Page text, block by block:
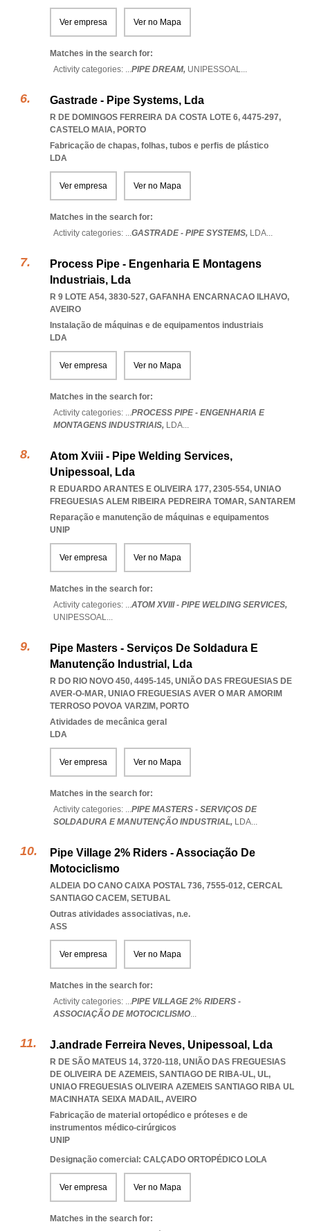
Ver empresa Ver no Mapa
Matches in the search for:
Activity categories: ...PIPE DREAM, UNIPESSOAL...
Gastrade - Pipe Systems, Lda
R DE DOMINGOS FERREIRA DA COSTA LOTE 6, 4475-297,
CASTELO MAIA, PORTO
Fabricação de chapas, folhas, tubos e perfis de plástico
LDA
Ver empresa Ver no Mapa
Matches in the search for:
Activity categories: ...GASTRADE - PIPE SYSTEMS, LDA...
Process Pipe - Engenharia E Montagens
Industriais, Lda
R 9 LOTE A54, 3830-527, GAFANHA ENCARNACAO ILHAVO,
AVEIRO
Instalação de máquinas e de equipamentos industriais
LDA
Ver empresa Ver no Mapa
Matches in the search for:
Activity categories: ...PROCESS PIPE - ENGENHARIA E
MONTAGENS INDUSTRIAIS, LDA...
Atom Xviii - Pipe Welding Services,
Unipessoal, Lda
R EDUARDO ARANTES E OLIVEIRA 177, 2305-554, UNIAO
FREGUESIAS ALEM RIBEIRA PEDREIRA TOMAR, SANTAREM
Reparação e manutenção de máquinas e equipamentos
UNIP
Ver empresa Ver no Mapa
Matches in the search for:
Activity categories: ...ATOM XVIII - PIPE WELDING SERVICES,
UNIPESSOAL...
Pipe Masters - Serviços De Soldadura E
Manutenção Industrial, Lda
R DO RIO NOVO 450, 4495-145, UNIÃO DAS FREGUESIAS DE
AVER-O-MAR, UNIAO FREGUESIAS AVER O MAR AMORIM
TERROSO POVOA VARZIM, PORTO
Atividades de mecânica geral
LDA
Ver empresa Ver no Mapa
Matches in the search for:
Activity categories: ...PIPE MASTERS - SERVIÇOS DE
SOLDADURA E MANUTENÇÃO INDUSTRIAL, LDA...
Pipe Village 2% Riders - Associação De
Motociclismo
ALDEIA DO CANO CAIXA POSTAL 736, 7555-012, CERCAL
SANTIAGO CACEM, SETUBAL
Outras atividades associativas, n.e.
ASS
Ver empresa Ver no Mapa
Matches in the search for:
Activity categories: ...PIPE VILLAGE 2% RIDERS -
ASSOCIAÇÃO DE MOTOCICLISMO...
J.andrade Ferreira Neves, Unipessoal, Lda
R DE SÃO MATEUS 14, 3720-118, UNIÃO DAS FREGUESIAS
DE OLIVEIRA DE AZEMEIS, SANTIAGO DE RIBA-UL, UL,
UNIAO FREGUESIAS OLIVEIRA AZEMEIS SANTIAGO RIBA UL
MACINHATA SEIXA MADAIL, AVEIRO
Fabricação de material ortopédico e próteses e de
instrumentos médico-cirúrgicos
UNIP
Designação comercial: CALÇADO ORTOPÉDICO LOLA
Ver empresa Ver no Mapa
Matches in the search for: